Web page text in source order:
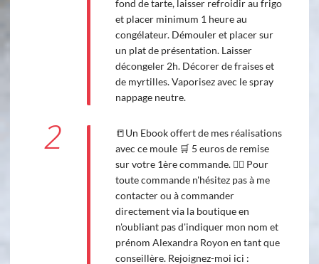
fond de tarte, laisser refroidir au frigo
et placer minimum 1 heure au
congélateur. Démouler et placer sur
un plat de présentation. Laisser
décongeler 2h. Décorer de fraises et
de myrtilles. Vaporisez avec le spray
nappage neutre.
2
📒Un Ebook offert de mes réalisations
avec ce moule 🛒 5 euros de remise
sur votre 1ère commande. 💁‍♀️ Pour
toute commande n'hésitez pas à me
contacter ou à commander
directement via la boutique en
n'oubliant pas d'indiquer mon nom et
prénom Alexandra Royon en tant que
conseillère. Rejoignez-moi ici :